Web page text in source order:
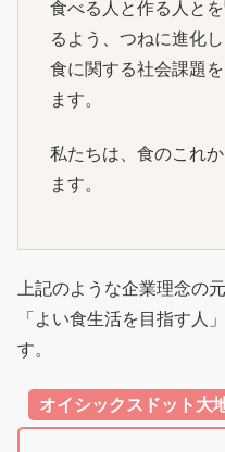
食べる人と作る人と
るよう、つねに進化し
食に関する社会課題
ます。
私たちは、食のこれ
ます。
上記のような企業理念の
「よい食生活を目指す人
す。
オイシックスドット大